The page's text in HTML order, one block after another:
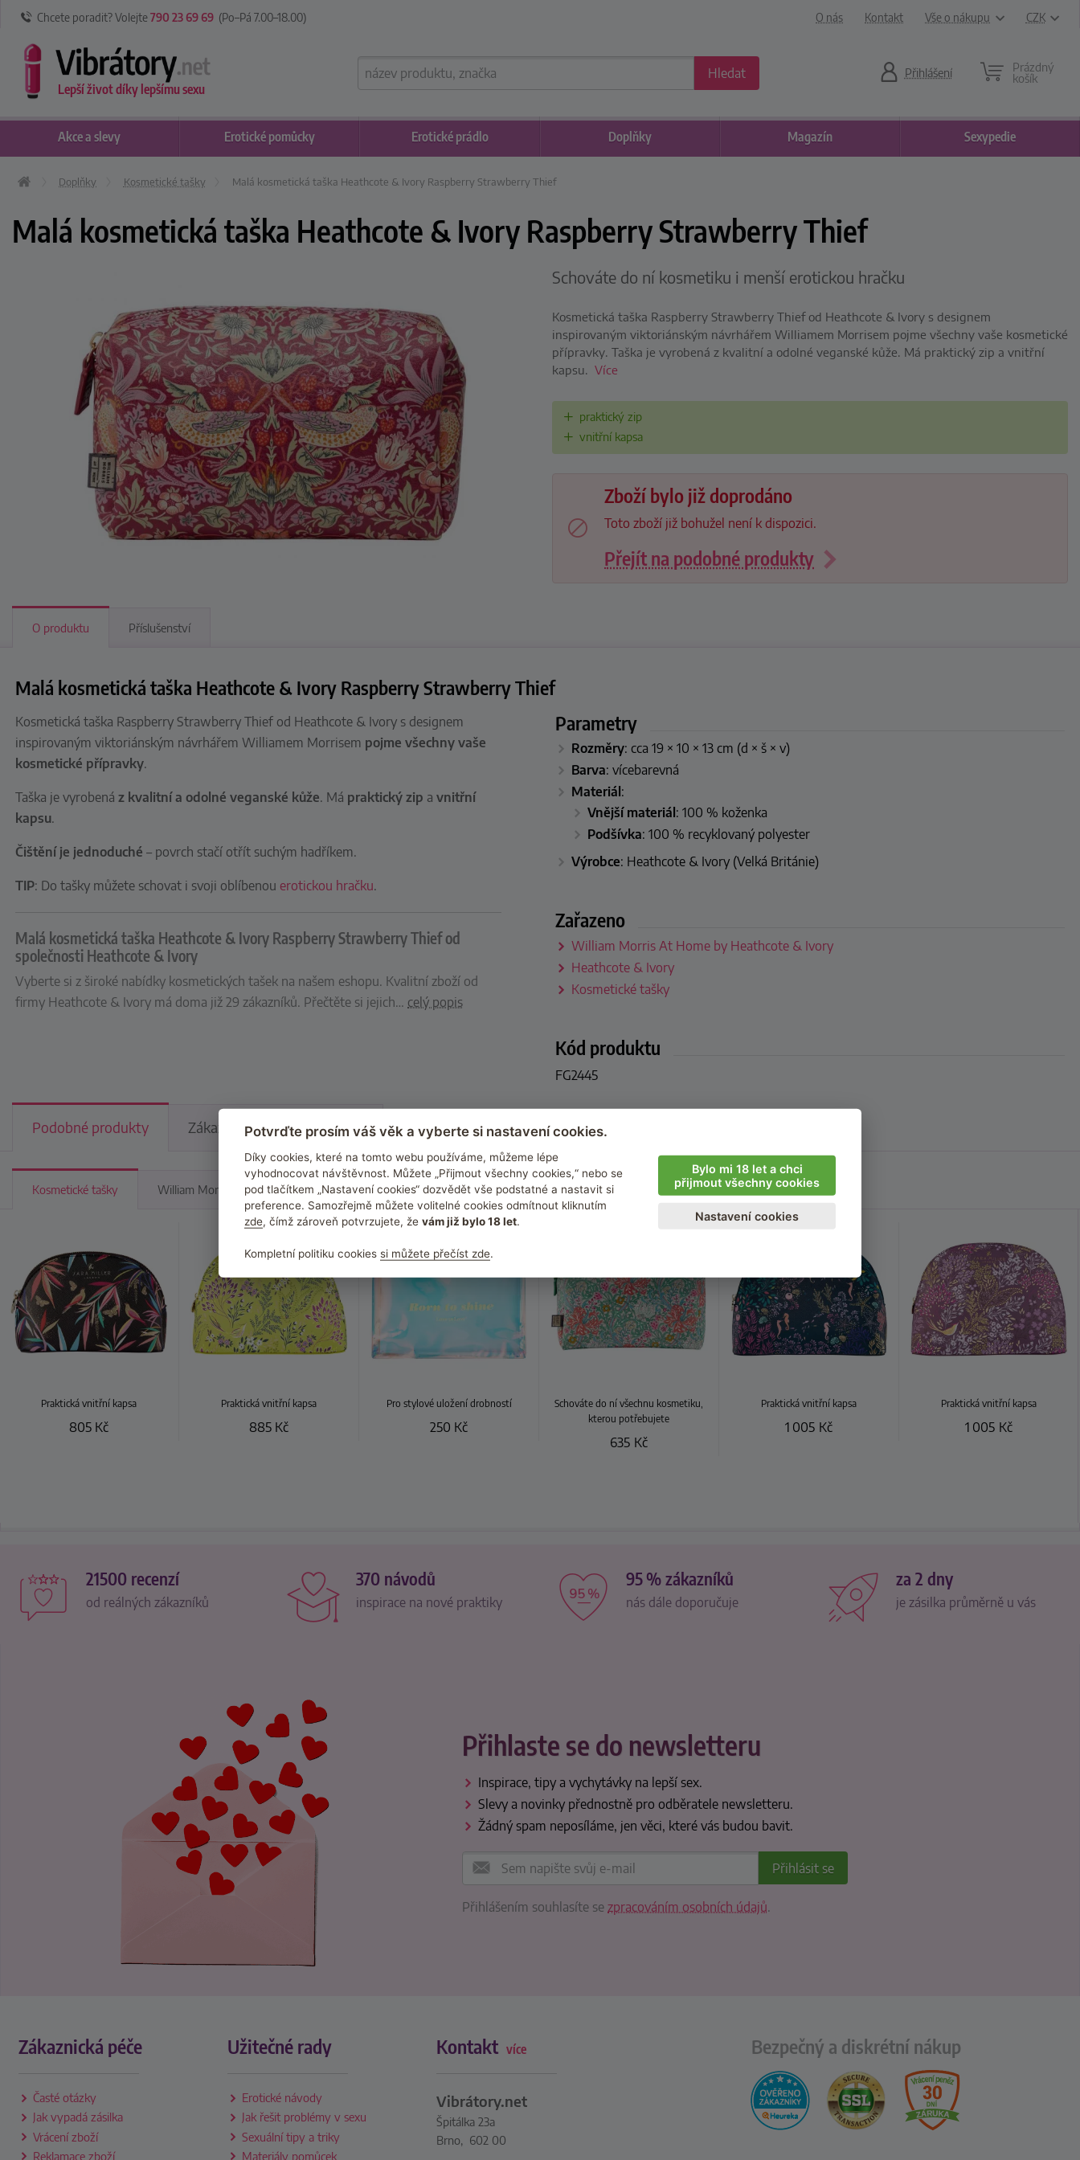
Chcete poradit? Volejte790 23 69 69 (Po–Pá 7.00–18.00) O nás Kontakt Vše o nákupu CZK
Lepší život díky lepšímu sexu
Hledat Přihlášení Prázdný
košík
Doplňky Kosmetické tašky Malá kosmetická taška Heathcote & Ivory Raspberry Strawberry Thief
Malá kosmetická taška Heathcote & Ivory Raspberry Strawberry Thief
Schováte do ní kosmetiku i menší erotickou hračku
Kosmetická taška Raspberry Strawberry Thief od Heathcote & Ivory s designem
inspirovaným viktoriánským návrhářem Williamem Morrisem pojme všechny vaše kosmetické
přípravky. Taška je vyrobená z kvalitní a odolné veganské kůže. Má praktický zip a vnitřní
kapsu. Více
praktický zip
vnitřní kapsa
Zboží bylo již doprodáno
Toto zboží již bohužel není k dispozici.
Přejít na podobné produkty
O produktu Příslušenství
Malá kosmetická taška Heathcote & Ivory Raspberry Strawberry Thief
Kosmetická taška Raspberry Strawberry Thief od Heathcote & Ivory s designem
inspirovaným viktoriánským návrhářem Williamem Morrisem pojme všechny vaše
kosmetické přípravky.
Taška je vyrobenáz kvalitní a odolné veganské kůže. Má praktický zip a vnitřní
kapsu.
Čištění je jednoduché – povrch stačí otřít suchým hadříkem.
TIP: Do tašky můžete schovat i svoji oblíbenou erotickou hračku.
Malá kosmetická taška Heathcote & Ivory Raspberry Strawberry Thief od
společnosti Heathcote & Ivory
Vyberte si z široké nabídky kosmetických tašek na našem eshopu. Kvalitní zboží od
firmy Heathcote & Ivory má doma již 29 zákazníků. Přečtěte si jejich… celý popis
Parametry
Rozměry: cca 19 × 10 × 13 cm (d × š × v)
Barva: vícebarevná
Materiál :
Vnější materiál : 100 % koženka
Podšívka: 100 % recyklovaný polyester
Výrobce: Heathcote & Ivory (Velká Británie)
Zařazeno
William Morris At Home by Heathcote & Ivory
Heathcote & Ivory
Kosmetické tašky
Kód produktu
FG2445
Podobné produkty Zákazníci kupují v kombinaci
Kosmetické tašky William Morris At Home by Heathcote & Ivory Heathcote & Ivory
Praktická vnitřní kapsa
805 Kč
Praktická vnitřní kapsa
885 Kč
Pro stylové uložení drobností
250 Kč
Schováte do ní všechnu kosmetiku,
kterou potřebujete
635 Kč
Praktická vnitřní kapsa
1 005 Kč
Praktická vnitřní kapsa
1 005 Kč
21500 recenzí
od reálných zákazníků
370 návodů
inspirace na nové praktiky
95 % zákazníků
nás dále doporučuje
za 2 dny
je zásilka průměrně u vás
Přihlaste se do newsletteru
Inspirace, tipy a vychytávky na lepší sex.
Slevy a novinky přednostně pro odběratele newsletteru.
Žádný spam neposíláme, jen věci, které vás budou bavit.
Přihlášením souhlasíte sezpracováním osobních údajů.
Zákaznická péče
Časté otázky
Jak vypadá zásilka
Vrácení zboží
Reklamace zboží
Užitečné rady
Erotické návody
Jak řešit problémy v sexu
Sexuální tipy a triky
Materiály pomůcek
Kontakt více
Vibrátory.net
Špitálka 23a
Brno, 602 00
Bezpečný a diskrétní nákup
Akcea slevy Doplňky
Erotické pomůcky Erotické prádlo Magazín Sexypedie
Potvrďte prosím váš věk a vyberte si nastavení cookies.
Díky cookies, které na tomto webu používáme, můžeme lépe
vyhodnocovat návštěvnost. Můžete „Přijmout všechny cookies,“ nebo se
pod tlačítkem „Nastavení cookies“ dozvědět vše podstatné a nastavit si
preference. Samozřejmě můžete volitelné cookies odmítnout kliknutím
zde, čímž zároveň potvrzujete, že vám již bylo 18 let.
Kompletní politiku cookies si můžete přečíst zde.
Bylo mi 18 let a chci
přijmout všechny cookies
Nastavení cookies